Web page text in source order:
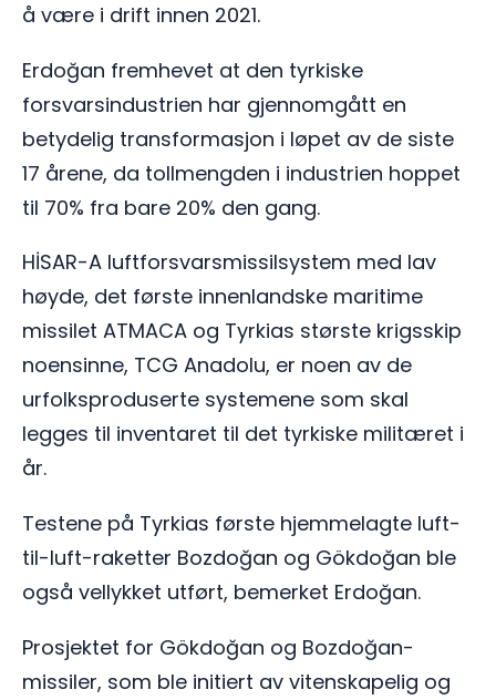
å være i drift innen 2021.
Erdoğan fremhevet at den tyrkiske
forsvarsindustrien har gjennomgått en
betydelig transformasjon i løpet av de siste
17 årene, da tollmengden i industrien hoppet
til 70% fra bare 20% den gang.
HİSAR-A luftforsvarsmissilsystem med lav
høyde, det første innenlandske maritime
missilet ATMACA og Tyrkias største krigsskip
noensinne, TCG Anadolu, er noen av de
urfolksproduserte systemene som skal
legges til inventaret til det tyrkiske militæret i
år.
Testene på Tyrkias første hjemmelagte luft-
til-luft-raketter Bozdoğan og Gökdoğan ble
også vellykket utført, bemerket Erdoğan.
Prosjektet for Gökdoğan og Bozdoğan-
missiler, som ble initiert av vitenskapelig og